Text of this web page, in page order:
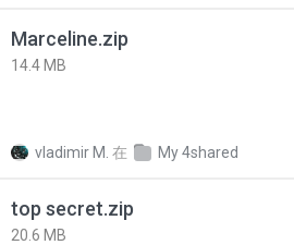
Marceline.zip
14.4 MB
vladimir M. 在 My 4shared
top secret.zip
20.6 MB